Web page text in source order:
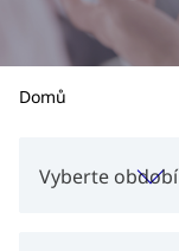
Domů
Vyberte období